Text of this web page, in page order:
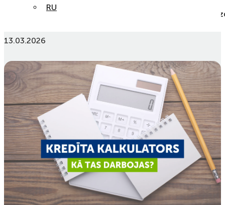
RU
Kā darbojas kredīta kalkulators un kā saprast, cik maksā
13.03.2026